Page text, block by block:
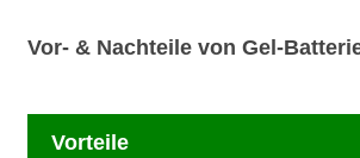
Vor- & Nachteile von Gel-
Vorteile